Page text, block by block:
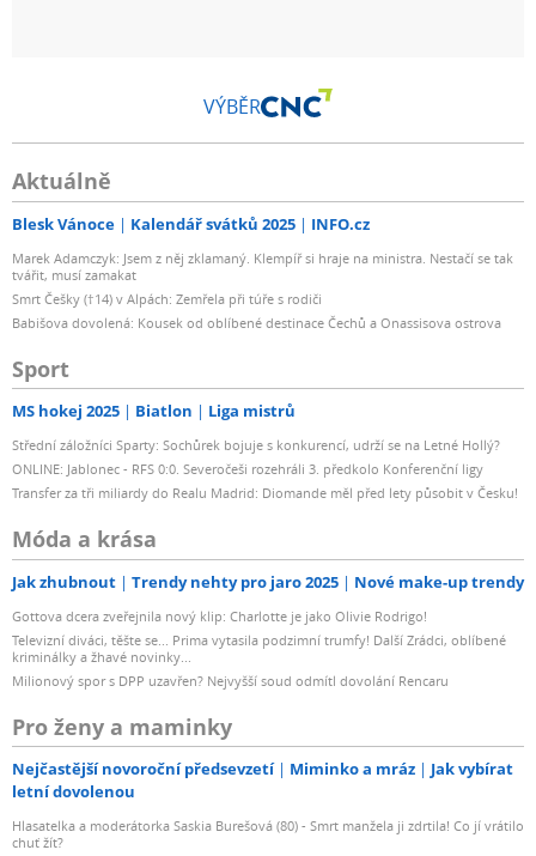
VÝBĚR
Aktuálně
Blesk Vánoce Kalendář svátků 2025 INFO.cz
Marek Adamczyk: Jsem z něj zklamaný. Klempíř si hraje na ministra. Nestačí se tak
tvářit, musí zamakat
Smrt Češky (†14) v Alpách: Zemřela při túře s rodiči
Babišova dovolená: Kousek od oblíbené destinace Čechů a Onassisova ostrova
Sport
MS hokej 2025 Biatlon Liga mistrů
Střední záložníci Sparty: Sochůrek bojuje s konkurencí, udrží se na Letné Hollý?
ONLINE: Jablonec - RFS 0:0. Severočeši rozehráli 3. předkolo Konferenční ligy
Transfer za tři miliardy do Realu Madrid: Diomande měl před lety působit v Česku!
Móda a krása
Jak zhubnout Trendy nehty pro jaro 2025 Nové make-up trendy
Gottova dcera zveřejnila nový klip: Charlotte je jako Olivie Rodrigo!
Televizní diváci, těšte se... Prima vytasila podzimní trumfy! Další Zrádci, oblíbené
kriminálky a žhavé novinky...
Milionový spor s DPP uzavřen? Nejvyšší soud odmítl dovolání Rencaru
Pro ženy a maminky
Nejčastější novoroční předsevzetí Miminko a mráz
Jak vybírat
letní dovolenou
Hlasatelka a moderátorka Saskia Burešová (80) - Smrt manžela ji zdrtila! Co jí vrátilo
chuť žít?